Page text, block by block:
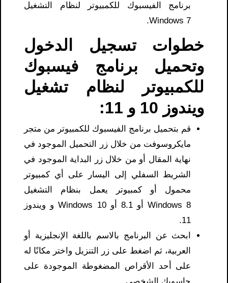
برنامج الفيسبوك للكمبيوتر لنظام التشغيل
Windows 7.
خطوات تسجيل الدخول
وتحميل برنامج فيسبوك
للكمبيوتر لنظام تشغيل
ويندوز 10 و 11:
قم بتحميل برنامج الفيسبوك للكمبيوتر من متجر
مايكروسوفت من خلال زر التحميل الموجود في
نهاية المقال أو من خلال زر البداية الموجود في
الشريط السفلي إلى اليسار على أي كمبيوتر
محمول أو كمبيوتر يعمل بنظام التشغيل
Windows 8 أو 8.1 أو Windows 10 و ويندوز
11.
ابحث عن البرنامج بالاسم باللغة الإنجليزية أو
العربية، ثم اضغط على زر التنزيل واختر مكانًا له
على أحد الأقراص المضغوطة الموجودة على